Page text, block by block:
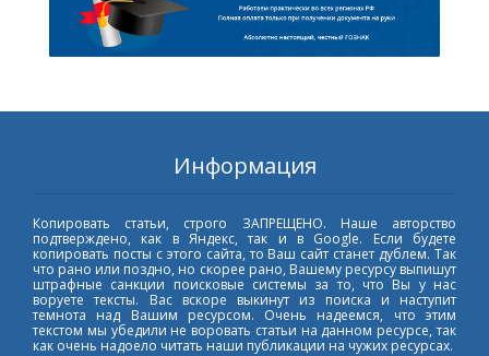
Информация
Копировать статьи, строго ЗАПРЕЩЕНО. Наше авторство
подтверждено, как в Яндекс, так и в Google. Если будете
копировать посты с этого сайта, то Ваш сайт станет дублем. Так
что рано или поздно, но скорее рано, Вашему ресурсу выпишут
штрафные санкции поисковые системы за то, что Вы у нас
воруете тексты. Вас вскоре выкинут из поиска и наступит
темнота над Вашим ресурсом. Очень надеемся, что этим
текстом мы убедили не воровать статьи на данном ресурсе, так
как очень надоело читать наши публикации на чужих ресурсах.